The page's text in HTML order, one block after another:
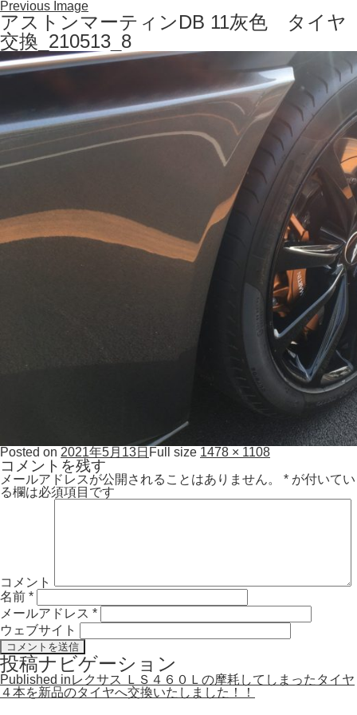
Previous Image
アストンマーティンDB 11灰色 タイヤ
交換_210513_8
Posted on 2021年5月13日 Full size 1478 × 1108
コメントを残す
メールアドレスが公開されることはありません。 * が付いてい
る欄は必須項目です
コメント
名前 *
メールアドレス *
ウェブサイト
投稿ナビゲーション
Published inレクサス ＬＳ４６０Ｌの摩耗してしまったタイヤ
４本を新品のタイヤへ交換いたしました！！